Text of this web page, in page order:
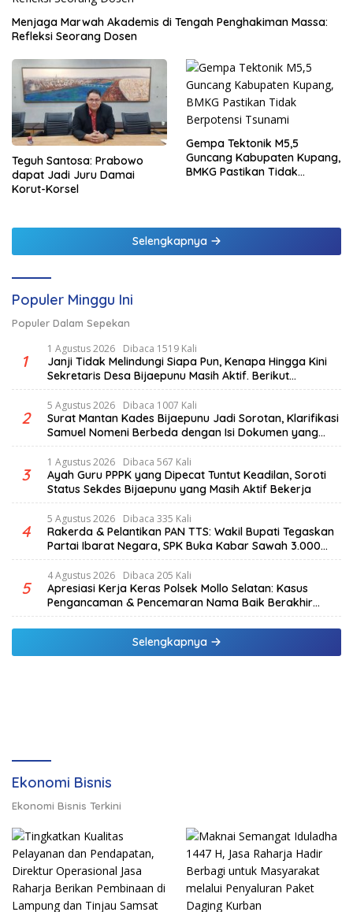
Menjaga Marwah Akademis di Tengah Penghakiman Massa:
Refleksi Seorang Dosen
Teguh Santosa: Prabowo
dapat Jadi Juru Damai
Korut-Korsel
Gempa Tektonik M5,5
Guncang Kabupaten Kupang,
BMKG Pastikan Tidak
Selengkapnya
Populer Minggu Ini
Populer Dalam Sepekan
1
1 Agustus 2026 Dibaca 1519 Kali
Janji Tidak Melindungi Siapa Pun, Kenapa Hingga Kini
Sekretaris Desa Bijaepunu Masih Aktif. Berikut
penjelasan Ketua Komisi I DPRD TTS.
2
5 Agustus 2026 Dibaca 1007 Kali
Surat Mantan Kades Bijaepunu Jadi Sorotan, Klarifikasi
Samuel Nomeni Berbeda dengan Isi Dokumen yang
Beredar
3
1 Agustus 2026 Dibaca 567 Kali
Ayah Guru PPPK yang Dipecat Tuntut Keadilan, Soroti
Status Sekdes Bijaepunu yang Masih Aktif Bekerja
4
5 Agustus 2026 Dibaca 335 Kali
Rakerda & Pelantikan PAN TTS: Wakil Bupati Tegaskan
Partai Ibarat Negara, SPK Buka Kabar Sawah 3.000
Hektar & Larangan Politik Uang
5
4 Agustus 2026 Dibaca 205 Kali
Apresiasi Kerja Keras Polsek Mollo Selatan: Kasus
Pengancaman & Pencemaran Nama Baik Berakhir
Damai
Selengkapnya
Ekonomi Bisnis
Ekonomi Bisnis Terkini